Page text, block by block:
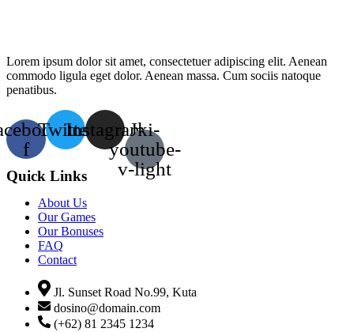
Lorem ipsum dolor sit amet, consectetuer adipiscing elit. Aenean
commodo ligula eget dolor. Aenean massa. Cum sociis natoque
penatibus.
f
TwitterInstagramJki-
youtube-
v-light
Quick Links
About Us
Our Games
Our Bonuses
FAQ
Contact
Jl. Sunset Road No.99, Kuta
dosino@domain.com
(+62) 81 2345 1234